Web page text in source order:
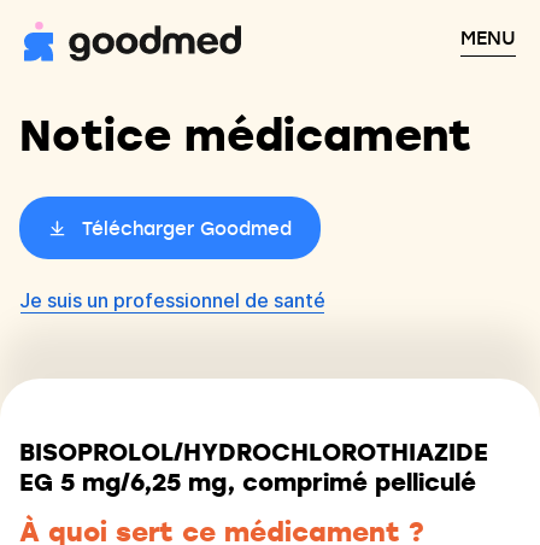
MENU
Notice médicament
Télécharger Goodmed
Je suis un professionnel de santé
BISOPROLOL/HYDROCHLOROTHIAZIDE
EG 5 mg/6,25 mg, comprimé pelliculé
À quoi sert ce médicament ?